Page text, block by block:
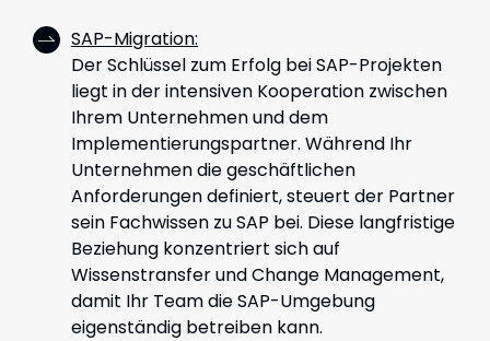
SAP-Migration:
Der Schlüssel zum Erfolg bei SAP-Projekten
liegt in der intensiven Kooperation zwischen
Ihrem Unternehmen und dem
Implementierungspartner. Während Ihr
Unternehmen die geschäftlichen
Anforderungen definiert, steuert der Partner
sein Fachwissen zu SAP bei. Diese langfristige
Beziehung konzentriert sich auf
Wissenstransfer und Change Management,
damit Ihr Team die SAP-Umgebung
eigenständig betreiben kann.